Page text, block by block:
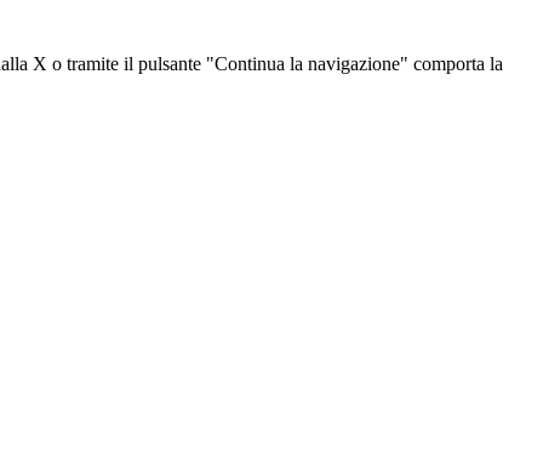
X o tramite il pulsante "Continua la navigazione" comporta la